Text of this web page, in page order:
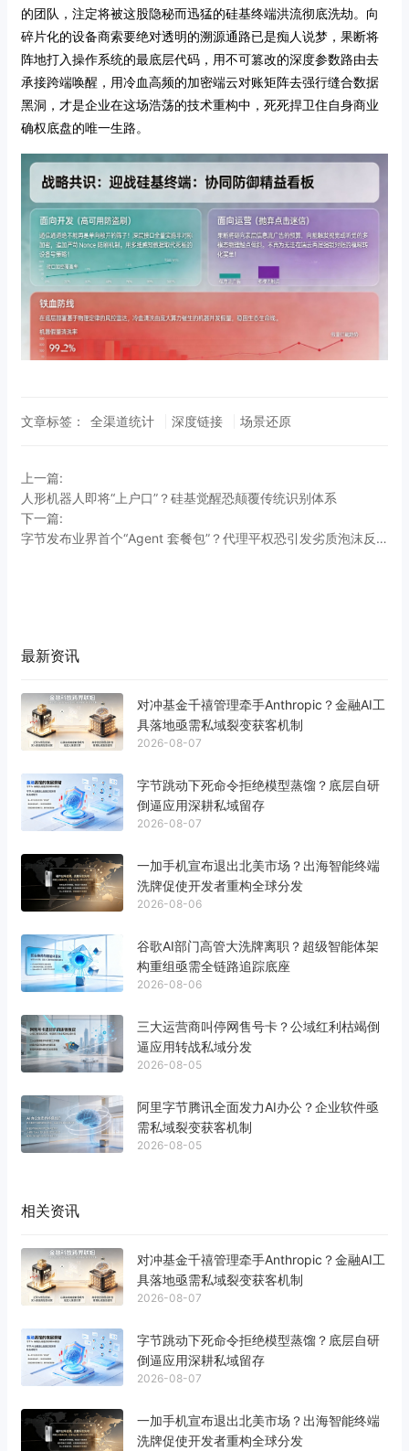
的团队，注定将被这股隐秘而迅猛的硅基终端洪流彻底洗劫。向
碎片化的设备商索要绝对透明的溯源通路已是痴人说梦，果断将
阵地打入操作系统的最底层代码，用不可篡改的深度参数路由去
承接跨端唤醒，用冷血高频的加密端云对账矩阵去强行缝合数据
黑洞，才是企业在这场浩荡的技术重构中，死死捍卫住自身商业
确权底盘的唯一生路。
文章标签： 全渠道统计 深度链接 场景还原
上一篇:
人形机器人即将“上户口”？硅基觉醒恐颠覆传统识别体系
下一篇:
字节发布业界首个“Agent 套餐包”？代理平权恐引发劣质泡沫反噬
最新资讯
对冲基金千禧管理牵手Anthropic？金融AI工
具落地亟需私域裂变获客机制
2026-08-07
字节跳动下死命令拒绝模型蒸馏？底层自研
倒逼应用深耕私域留存
2026-08-07
一加手机宣布退出北美市场？出海智能终端
洗牌促使开发者重构全球分发
2026-08-06
谷歌AI部门高管大洗牌离职？超级智能体架
构重组亟需全链路追踪底座
2026-08-06
三大运营商叫停网售号卡？公域红利枯竭倒
逼应用转战私域分发
2026-08-05
阿里字节腾讯全面发力AI办公？企业软件亟
需私域裂变获客机制
2026-08-05
相关资讯
对冲基金千禧管理牵手Anthropic？金融AI工
具落地亟需私域裂变获客机制
2026-08-07
字节跳动下死命令拒绝模型蒸馏？底层自研
倒逼应用深耕私域留存
2026-08-07
一加手机宣布退出北美市场？出海智能终端
洗牌促使开发者重构全球分发